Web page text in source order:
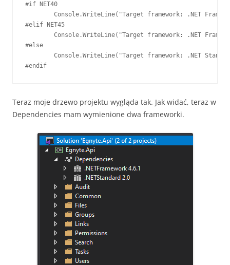
#if NET40
Console.WriteLine("Target framework: .NET
#elif NET45
Console.WriteLine("Target framework: .NET
#else
Console.WriteLine("Target framework: .NET
#endif
Teraz moje drzewo projektu wygląda tak. Jak widać, teraz w
Dependencies mam wymienione dwa frameworki.